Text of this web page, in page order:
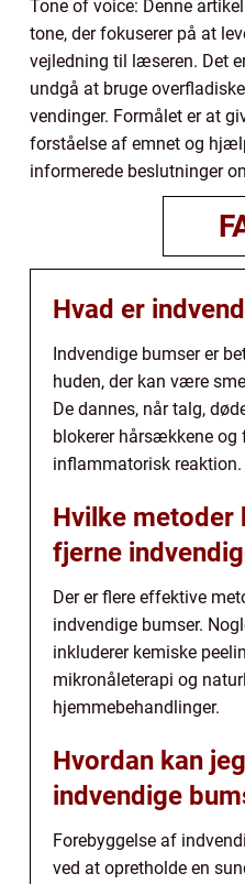
Tone of voice: Denne
tone, der fokuserer på at
vejledning til læseren. Det
undgå at bruge
vendinger. Formålet er at
forståelse af emnet og
informerede beslutninger
Hvad er
Indvendige bumser er
huden, der kan være
De dannes, når talg,
blokerer hårsækkene og
inflammatorisk reaktion.
Hvilke metoder
fjerne
Der er flere effektive
indvendige bumser.
inkluderer kemiske
mikronåleterapi og
hjemmebehandlinger.
Hvordan kan
indvendige
Forebyggelse af
ved at opretholde en